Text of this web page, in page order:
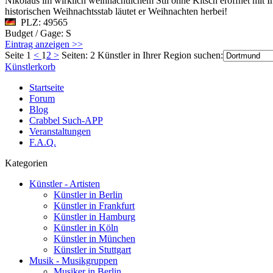
historischen Weihnachtsstab läutet er Weihnachten herbei!
PLZ: 49565
Budget / Gage: S
Eintrag anzeigen >>
Seite 1 < 1 2 > Seiten: 2 Künstler in Ihrer Region suchen:
Künstlerkorb
Startseite
Forum
Blog
Crabbel Such-APP
Veranstaltungen
F.A.Q.
Kategorien
Künstler - Artisten
Künstler in Berlin
Künstler in Frankfurt
Künstler in Hamburg
Künstler in Köln
Künstler in München
Künstler in Stuttgart
Musik - Musikgruppen